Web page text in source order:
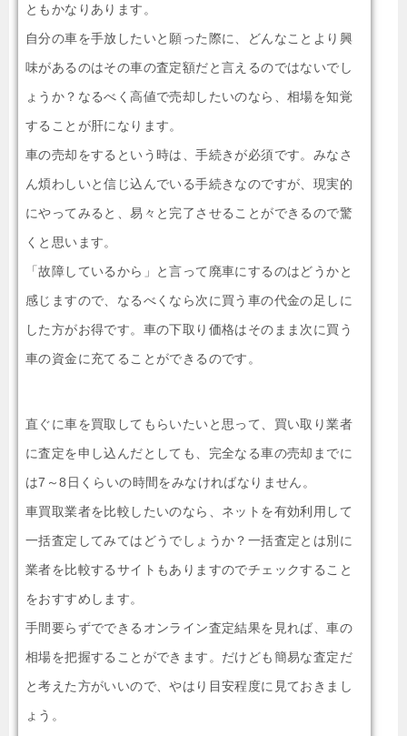
ともかなりあります。
自分の車を手放したいと願った際に、どんなことより興
味があるのはその車の査定額だと言えるのではないでし
ょうか？なるべく高値で売却したいのなら、相場を知覚
することが肝になります。
車の売却をするという時は、手続きが必須です。みなさ
ん煩わしいと信じ込んでいる手続きなのですが、現実的
にやってみると、易々と完了させることができるので驚
くと思います。
「故障しているから」と言って廃車にするのはどうかと
感じますので、なるべくなら次に買う車の代金の足しに
した方がお得です。車の下取り価格はそのまま次に買う
車の資金に充てることができるのです。
直ぐに車を買取してもらいたいと思って、買い取り業者
に査定を申し込んだとしても、完全なる車の売却までに
は7～8日くらいの時間をみなければなりません。
車買取業者を比較したいのなら、ネットを有効利用して
一括査定してみてはどうでしょうか？一括査定とは別に
業者を比較するサイトもありますのでチェックすること
をおすすめします。
手間要らずでできるオンライン査定結果を見れば、車の
相場を把握することができます。だけども簡易な査定だ
と考えた方がいいので、やはり目安程度に見ておきまし
ょう。